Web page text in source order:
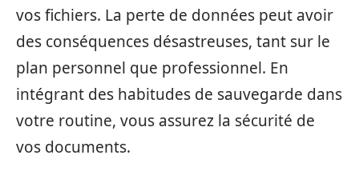
vos fichiers. La perte de données peut avoir
des conséquences désastreuses, tant sur le
plan personnel que professionnel. En
intégrant des habitudes de sauvegarde dans
votre routine, vous assurez la sécurité de
vos documents.